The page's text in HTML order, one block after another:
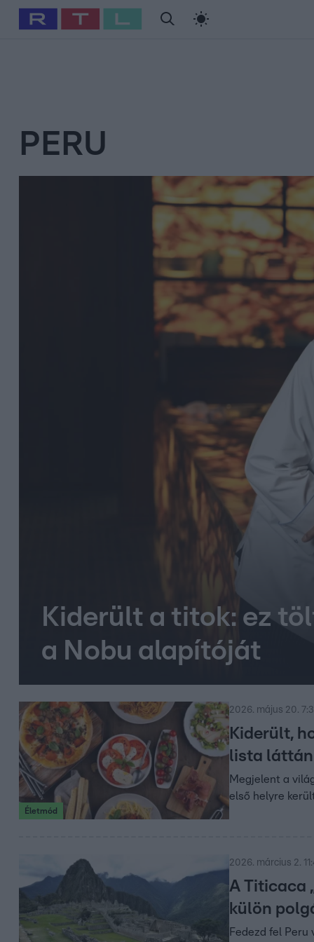
Babits Marcella Szellő István Most Wanted
PERU
Kiderült a titok: ez
a Nobu alapítóját
Életmód
2026. május 20.
Kiderült,
lista láttán
Megjelent a
első helyre
2026. március 2.
A Titicaca
külön
Fedezd fel